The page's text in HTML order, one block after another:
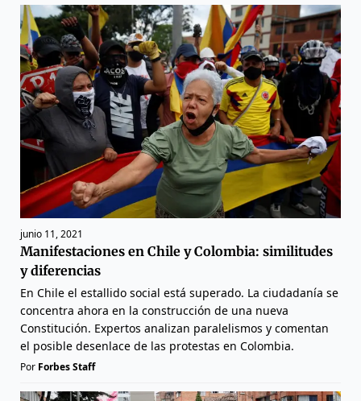
junio 11, 2021
Manifestaciones en Chile y Colombia: similitudes
y diferencias
En Chile el estallido social está superado. La ciudadanía se
concentra ahora en la construcción de una nueva
Constitución. Expertos analizan paralelismos y comentan
el posible desenlace de las protestas en Colombia.
Por Forbes Staff